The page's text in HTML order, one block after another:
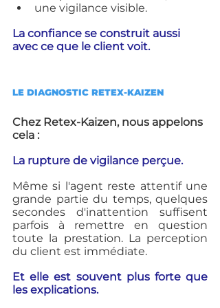
une vigilance visible.
La confiance se construit aussi
avec ce que le client voit.
LE DIAGNOSTIC RETEX-KAIZEN
Chez Retex-Kaizen, nous appelons
cela :
La rupture de vigilance perçue.
Même si l'agent reste attentif une
grande partie du temps, quelques
secondes d'inattention suffisent
parfois à remettre en question
toute la prestation. La perception
du client est immédiate.
Et elle est souvent plus forte que
les explications.